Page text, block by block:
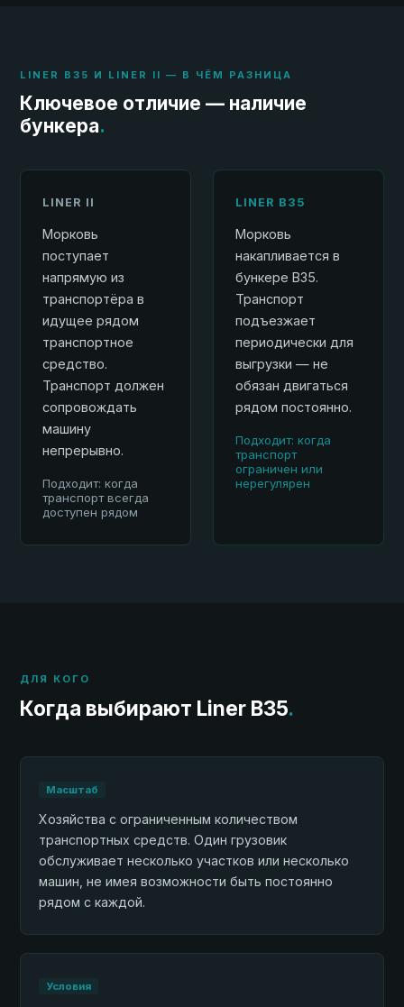
LINER B35 И LINER II — В ЧЁМ РАЗНИЦА
Ключевое отличие — наличие
бункера.
LINER II
Морковь
поступает
напрямую из
транспортёра в
идущее рядом
транспортное
средство.
Транспорт должен
сопровождать
машину
непрерывно.
Подходит: когда
транспорт всегда
доступен рядом
LINER B35
Морковь
накапливается в
бункере B35.
Транспорт
подъезжает
периодически для
выгрузки — не
обязан двигаться
рядом постоянно.
Подходит: когда
транспорт
ограничен или
нерегулярен
ДЛЯ КОГО
Когда выбирают Liner B35.
Масштаб
Хозяйства с ограниченным количеством
транспортных средств. Один грузовик
обслуживает несколько участков или несколько
машин, не имея возможности быть постоянно
рядом с каждой.
Условия